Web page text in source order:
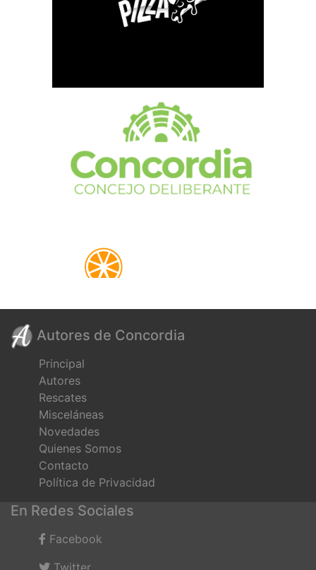
Autores de Concordia
Principal
Autores
Rescates
Misceláneas
Novedades
Quienes Somos
Contacto
Política de Privacidad
En Redes Sociales
Facebook
Twitter